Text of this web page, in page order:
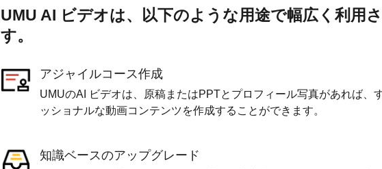
UMU AI ビデオは、以下のような用途で幅広く利用
す。
アジャイルコース作成
UMUのAI ビデオは、原稿またはPPTとプロフィール写真があれば、
ッショナルな動画コンテンツを作成することができます。
知識ベースのアップグレード